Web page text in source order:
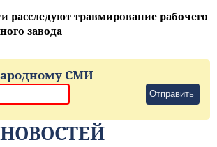
расследуют травмирование рабочего
завода
СМИ
Отправить